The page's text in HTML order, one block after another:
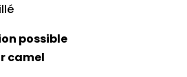
possible
camel